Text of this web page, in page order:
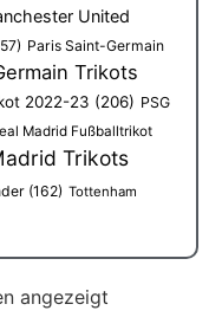
United
Paris Saint-Germain
Trikots
2022-23 (206) PSG
Madrid Fußballtrikot
Trikots
(162) Tottenham
angezeigt